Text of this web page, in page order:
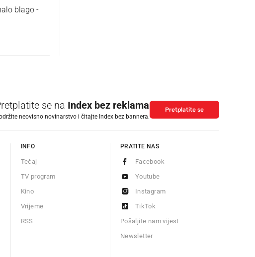
blago -
se na Index bez reklama
neovisno novinarstvo i čitajte Index bez bannera.
Pretplatite se
INFO
Tečaj
TV program
Kino
Vrijeme
RSS
PRATITE NAS
Facebook
Youtube
Instagram
TikTok
Pošaljite nam vijest
Newsletter